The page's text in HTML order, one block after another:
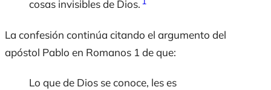
cosas invisibles de Dios.
La confesión continúa citando el argumento del
apóstol Pablo en Romanos 1 de que:
Lo que de Dios se conoce, les es